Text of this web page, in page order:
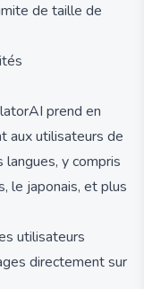
de taille de
prend en
aux utilisateurs de
y compris
le japonais, et plus
utilisateurs
directement sur